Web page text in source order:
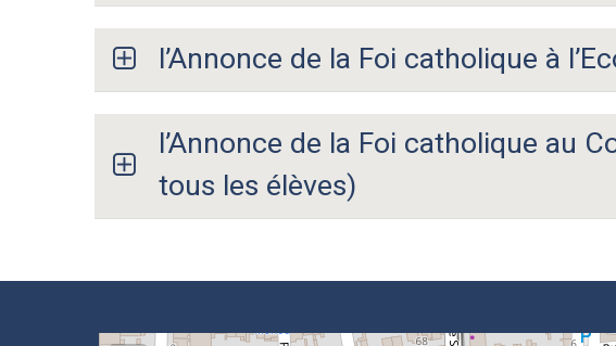
l’Annonce de la Foi catholique à
l’Annonce de la Foi catholique au
tous les élèves)